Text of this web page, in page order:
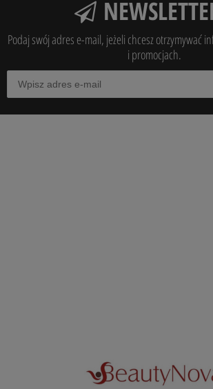
Podaj swój adres e-mail, jeżeli chcesz otrzymywać
i promocjach.